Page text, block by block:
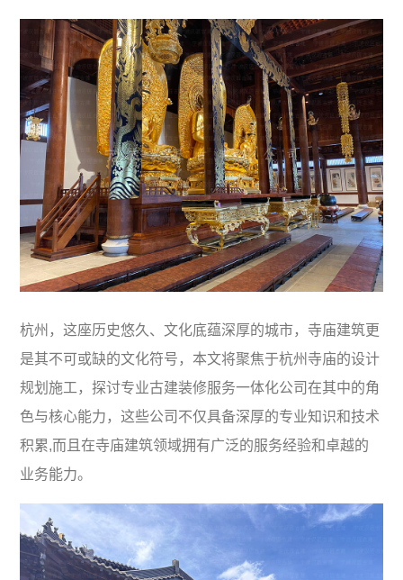
杭州，这座历史悠久、文化底蕴深厚的城市，寺庙建筑更
是其不可或缺的文化符号，本文将聚焦于杭州寺庙的设计
规划施工，探讨专业古建装修服务一体化公司在其中的角
色与核心能力，这些公司不仅具备深厚的专业知识和技术
积累,而且在寺庙建筑领域拥有广泛的服务经验和卓越的
业务能力。